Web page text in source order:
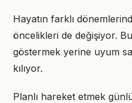
Hayatın farklı
öncelikleri de değişiyor.
göstermek yerine uyum
kılıyor.
Planlı hareket etmek